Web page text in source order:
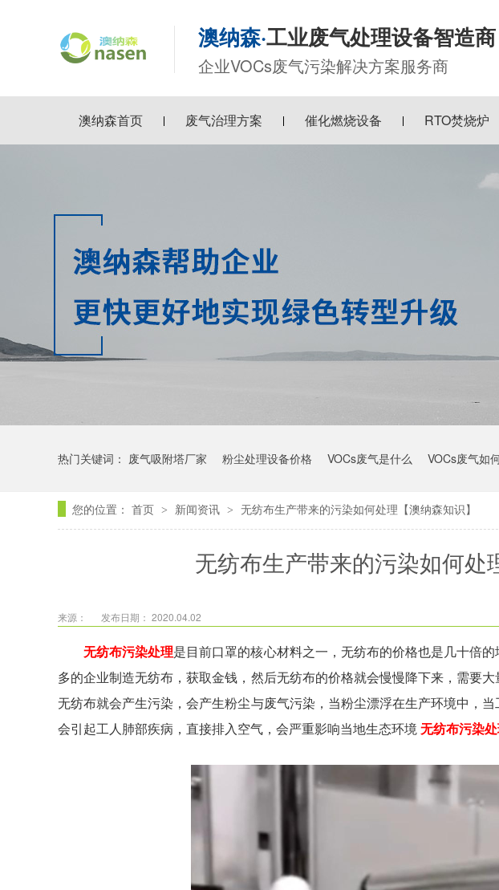
澳纳森·工业废气处理设备智造商
企业VOCs废气污染解决方案服务商
澳纳森首页 废气治理方案 催化燃烧设备 RTO焚烧炉
热门关键词： 废气吸附塔厂家 粉尘处理设备价格 VOCs废气是什么 VOCs废气如
您的位置： 首页 > 新闻资讯 > 无纺布生产带来的污染如何处理【澳纳森知识】
无纺布生产带来的污染如何处
来源： 发布日期： 2020.04.02
无纺布污染处理是目前口罩的核心材料之一，无纺布的价格也是几十倍
多的企业制造无纺布，获取金钱，然后无纺布的价格就会慢慢降下来，需要
无纺布就会产生污染，会产生粉尘与废气污染，当粉尘漂浮在生产环境中，
会引起工人肺部疾病，直接排入空气，会严重影响当地生态环境无纺布污染